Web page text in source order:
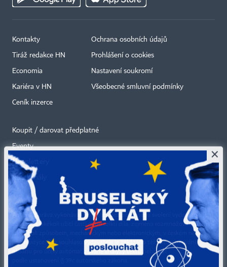
Kontakty
Tiráž redakce HN
Economia
Kariéra v HN
Ceník inzerce
Ochrana osobních údajů
Prohlášení o cookies
Nastavení soukromí
Všeobecné smluvní podmínky
Koupit / darovat předplatné
Eventy
Newslettery
RSS kanály
Autorská práva vykonává vydavatel. Bez písemného svolení vydavatele je
zakázáno jakékoli užití částí nebo celku díla, zejména rozmnožování a šíření
jakýmkoli způsobem, mechanickým nebo elektronickým, v českém nebo
jiném jazyce. Bez souhlasu vydavatele je zakázáno též rozmnožování
obsahu pro účely automatizované analýzy textů nebo dat
×